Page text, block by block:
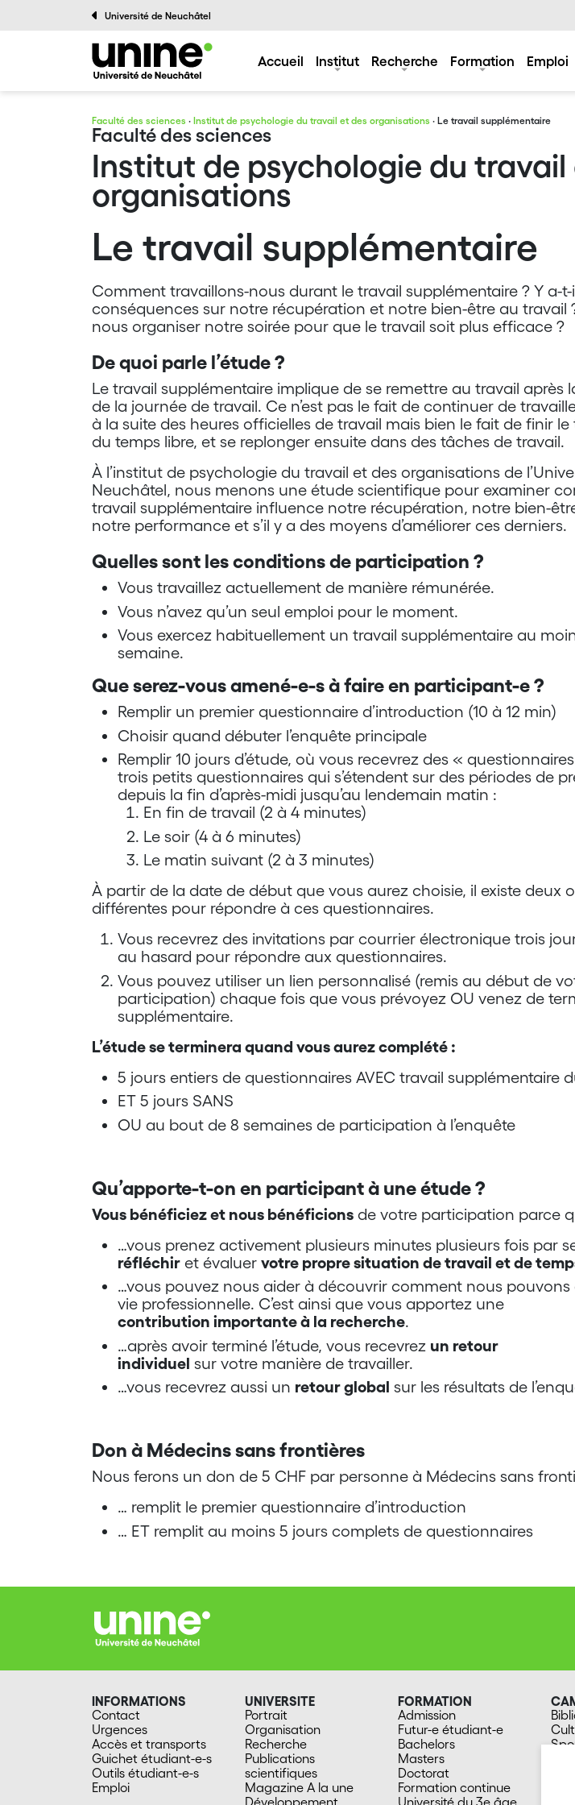
Université de Neuchâtel
Accueil Institut Recherche Formation Emploi
Faculté des sciences · Institut de psychologie du travail et des organisations · Le travail supplémentaire
Faculté des sciences
Institut de psychologie du travail
organisations
Le travail supplémentaire
Comment travaillons-nous durant le travail supplémentaire ? Y a-t-
conséquences sur notre récupération et notre bien-être au travail
nous organiser notre soirée pour que le travail soit plus efficace ?
De quoi parle l’étude ?
Le travail supplémentaire implique de se remettre au travail après
de la journée de travail. Ce n’est pas le fait de continuer de
à la suite des heures officielles de travail mais bien le fait de finir
du temps libre, et se replonger ensuite dans des tâches de travail.
À l’institut de psychologie du travail et des organisations de
Neuchâtel, nous menons une étude scientifique pour examiner
travail supplémentaire influence notre récupération, notre bien-
notre performance et s’il y a des moyens d’améliorer ces derniers.
Quelles sont les conditions de participation ?
Vous travaillez actuellement de manière rémunérée.
Vous n’avez qu’un seul emploi pour le moment.
Vous exercez habituellement un travail supplémentaire au
semaine.
Que serez-vous amené-e-s à faire en participant-e ?
Remplir un premier questionnaire d’introduction (10 à 12 min)
Choisir quand débuter l’enquête principale
Remplir 10 jours d’étude, où vous recevrez des «
trois petits questionnaires qui s’étendent sur des périodes de
depuis la fin d’après-midi jusqu’au lendemain matin :
En fin de travail (2 à 4 minutes)
Le soir (4 à 6 minutes)
Le matin suivant (2 à 3 minutes)
À partir de la date de début que vous aurez choisie, il existe deux
différentes pour répondre à ces questionnaires.
Vous recevrez des invitations par courrier électronique trois
au hasard pour répondre aux questionnaires.
Vous pouvez utiliser un lien personnalisé (remis au début de
participation) chaque fois que vous prévoyez OU venez de
supplémentaire.
L’étude se terminera quand vous aurez complété :
5 jours entiers de questionnaires AVEC travail supplémentaire
ET 5 jours SANS
OU au bout de 8 semaines de participation à l’enquête
Qu’apporte-t-on en participant à une étude ?
Vous bénéficiez et nous bénéficions de votre participation parce
…vous prenez activement plusieurs minutes plusieurs fois par
réfléchir et évaluer votre propre situation de travail et de
…vous pouvez nous aider à découvrir comment nous pouvons
vie professionnelle. C’est ainsi que vous apportez une
contribution importante à la recherche.
…après avoir terminé l’étude, vous recevrez un retour
individuel sur votre manière de travailler.
…vous recevrez aussi un retour global sur les résultats de
Don à Médecins sans frontières
Nous ferons un don de 5 CHF par personne à Médecins sans
… remplit le premier questionnaire d’introduction
… ET remplit au moins 5 jours complets de questionnaires
INFORMATIONS
Contact
Urgences
Accès et transports
Guichet étudiant-e-s
Outils étudiant-e-s
Emploi
UNIVERSITE
Portrait
Organisation
Recherche
Publications
scientifiques
Magazine A la une
Développement
FORMATION
Admission
Futur-e étudiant-e
Bachelors
Masters
Doctorat
Formation continue
Université du 3e âge
En